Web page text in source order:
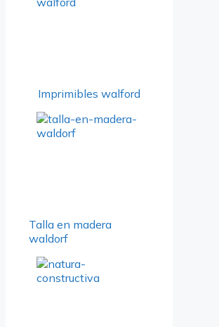
Imprimibles walford
Talla en madera
waldorf